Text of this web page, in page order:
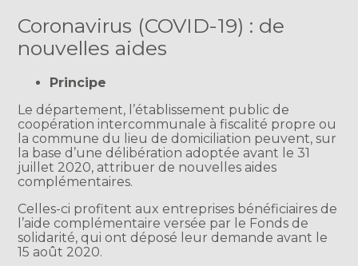
Coronavirus (COVID-19) : de
nouvelles aides
Principe
Le département, l’établissement public de
coopération intercommunale à fiscalité propre ou
la commune du lieu de domiciliation peuvent, sur
la base d’une délibération adoptée avant le 31
juillet 2020, attribuer de nouvelles aides
complémentaires.
Celles-ci profitent aux entreprises bénéficiaires de
l’aide complémentaire versée par le Fonds de
solidarité, qui ont déposé leur demande avant le
15 août 2020.